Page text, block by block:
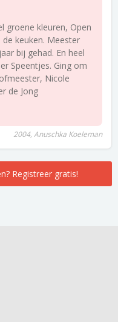
groene kleuren, Open
keuken. Meester
bij gehad. En heel
Speentjes. Ging om
Nicole
de Jong
2004, Anuschka Koeleman
Registreer gratis!